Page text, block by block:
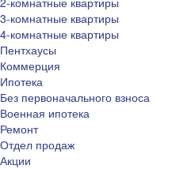
3-комнатные квартиры
4-комнатные квартиры
Пентхаусы
Коммерция
Ипотека
Без первоначального взноса
Военная ипотека
Ремонт
Отдел продаж
Акции